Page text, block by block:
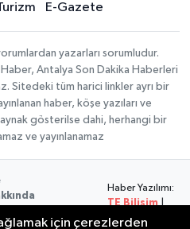
E-Gazete
yazarları sorumludur.
Antalya Son Dakika Haberleri
Sitedeki tüm harici linkler ayrı bir
haber, köşe yazıları ve
gösterilse dahi, herhangi bir
ve yayınlanamaz
Haber Yazılımı:
TE Bilişim|
Copyright ©
için çerezlerden